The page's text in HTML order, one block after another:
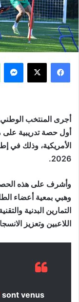
أول حصة تدريبية على
الأمريكية، وذلك في
2026.
وأشرف على هذه الحصة
وهبي بمعية أعضاء
التمارين البدنية
اللاعبين وتعزيز
sont venus